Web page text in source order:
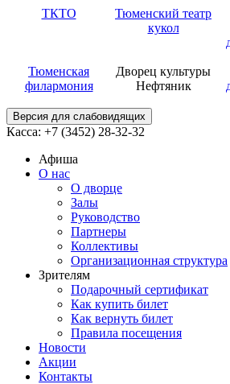
ТКТО
Тюменский театр
кукол
Тюменская
филармония
Дворец культуры
Нефтяник
Версия для слабовидящих
Касса: +7 (3452) 28-32-32
Афиша
О нас
О дворце
Залы
Руководство
Партнеры
Коллективы
Организационная структура
Зрителям
Подарочный сертификат
Как купить билет
Как вернуть билет
Правила посещения
Новости
Акции
Контакты